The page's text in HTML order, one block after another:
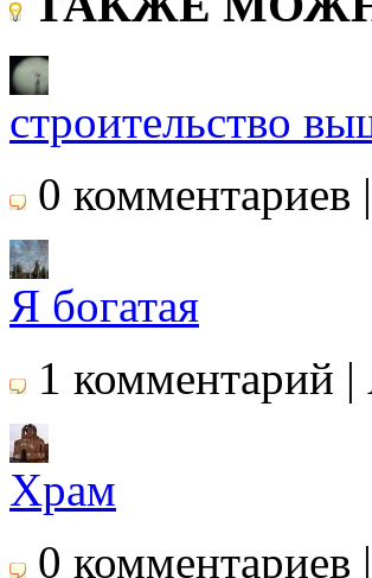
строительство
0 комментариев
Я богатая
1 комментарий |
Храм
0 комментариев